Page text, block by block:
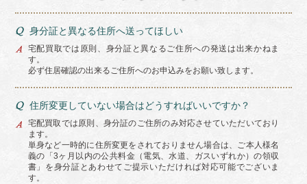
身分証と異なる住所へ送ってほしい
宅配買取では原則、身分証と異なるご住所への発送は出来かねま
す。
必ず住居確認の出来るご住所へのお申込みをお願い致します。
住所変更していない場合はどうすればいいですか？
宅配買取では原則、身分証のご住所のみ対応させていただいており
ます。
単身など一時的に住所変更をされておりません場合は、ご本人様名
義の「3ヶ月以内の公共料金（電気、水道、ガスいずれか）の領収
書」を身分証とあわせてご提示いただければ対応可能でございま
す。